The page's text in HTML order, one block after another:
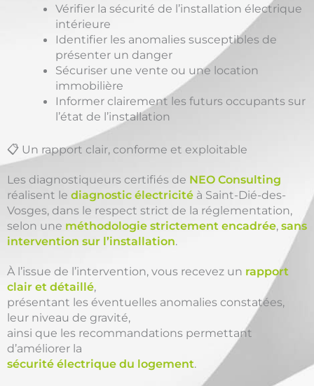
Vérifier la sécurité de l’installation électrique
intérieure
Identifier les anomalies susceptibles de
présenter un danger
Sécuriser une vente ou une location
immobilière
Informer clairement les futurs occupants sur
l’état de l’installation
📋 Un rapport clair, conforme et exploitable
Les diagnostiqueurs certifiés de NEO Consulting
réalisent le diagnostic électricité à Saint-Dié-des-
Vosges, dans le respect strict de la réglementation,
selon une méthodologie strictement encadrée, sans
intervention sur l’installation.
À l’issue de l’intervention, vous recevez un rapport
clair et détaillé,
présentant les éventuelles anomalies constatées,
leur niveau de gravité,
ainsi que les recommandations permettant
d’améliorer la
sécurité électrique du logement.